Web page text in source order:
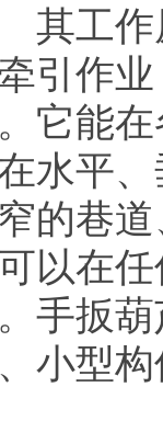
工作原
引作
它能
水平
的巷
以在
手扳
小型